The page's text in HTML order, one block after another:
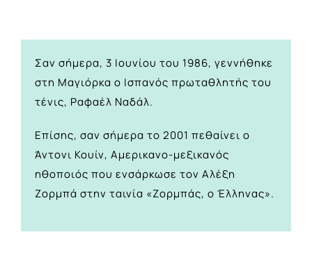
Σαν σήμερα, 3 Ιουνίου του 1986, γεννήθηκε
στη Μαγιόρκα ο Ισπανός πρωταθλητής του
τένις, Ραφαέλ Ναδάλ.
Επίσης, σαν σήμερα το 2001 πεθαίνει ο
Άντονι Κουίν, Αμερικανο-μεξικανός
ηθοποιός που ενσάρκωσε τον Αλέξη
Ζορμπά στην ταινία «Ζορμπάς, ο Έλληνας».